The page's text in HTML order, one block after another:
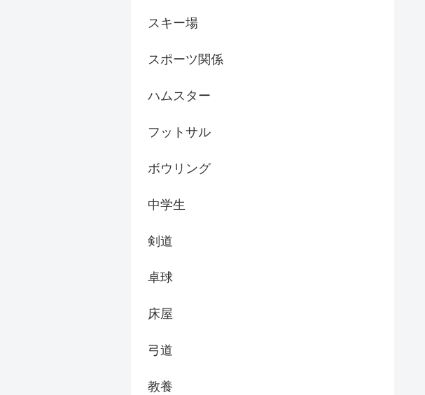
スキー場
スポーツ関係
ハムスター
フットサル
ボウリング
中学生
剣道
卓球
床屋
弓道
教養